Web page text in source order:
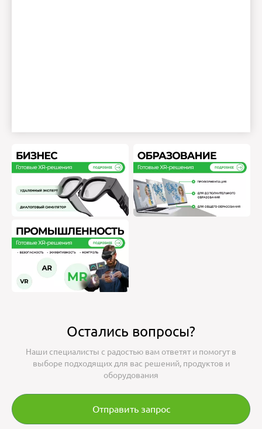
Остались вопросы?
Наши специалисты с радостью вам ответят и помогут в
выборе подходящих для вас решений, продуктов и
оборудования
Отправить запрос